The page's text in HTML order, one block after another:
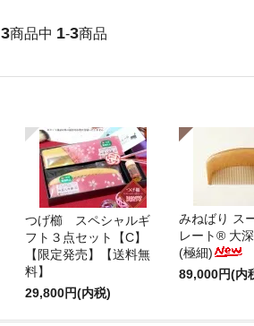
3商品中 1-3商品
つげ櫛 スペシャルギ
フト３点セット【C】
【限定発売】【送料無
料】
29,800円(内税)
みねばり ス
レート® 大
(極細)
89,000円(内